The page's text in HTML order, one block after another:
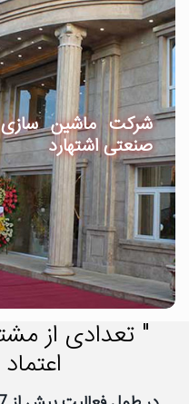
شرکت ماشین
صنعتی اشتهارد
" تعدادی از